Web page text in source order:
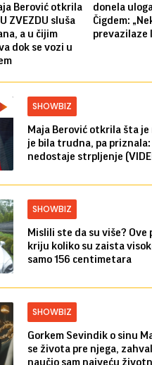
Berović otkrila
ZVEZDU sluša
a u čijim
dok se vozi u
donela
Čigdem:
prevazilaze
SHOWBIZ
Maja Berović otkrila šta je
je bila trudna, pa priznala:
nedostaje strpljenje
SHOWBIZ
Mislili ste da su više? Ove
kriju koliko su zaista
samo 156 centimetara
SHOWBIZ
Gorkem Sevindik o sinu
se života pre njega,
naučio sam najveću